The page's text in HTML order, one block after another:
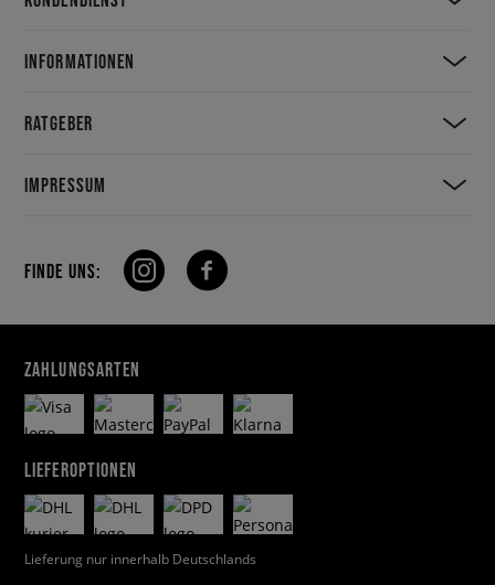
INFORMATIONEN
RATGEBER
IMPRESSUM
FINDE UNS:
ZAHLUNGSARTEN
LIEFEROPTIONEN
Lieferung nur innerhalb Deutschlands